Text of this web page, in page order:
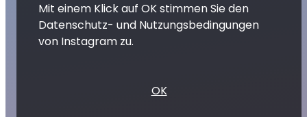
Mit einem Klick auf OK stimmen Sie den
Datenschutz- und Nutzungsbedingungen
von Instagram zu.
OK